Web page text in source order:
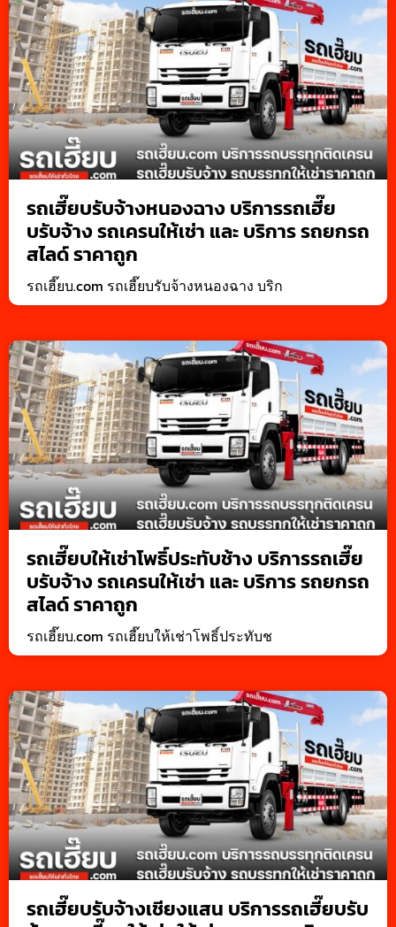
รถเฮี๊ยบรับจ้างหนองฉาง บริการรถเฮี๊ย
บรับจ้าง รถเครนให้เช่า และ บริการ รถยกรถ
สไลด์ ราคาถูก
รถเฮี๊ยบ.com รถเฮี๊ยบรับจ้างหนองฉาง บริก
รถเฮี๊ยบให้เช่าโพธิ์ประทับช้าง บริการรถเฮี๊ย
บรับจ้าง รถเครนให้เช่า และ บริการ รถยกรถ
สไลด์ ราคาถูก
รถเฮี๊ยบ.com รถเฮี๊ยบให้เช่าโพธิ์ประทับช
รถเฮี๊ยบรับจ้างเชียงแสน บริการรถเฮี๊ยบรับ